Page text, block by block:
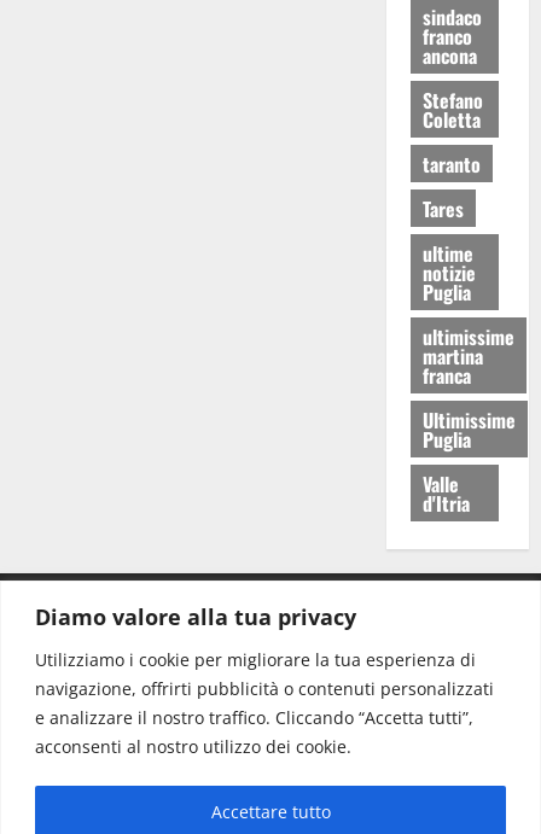
Diamo valore alla tua privacy
Utilizziamo i cookie per migliorare la tua esperienza di
navigazione, offrirti pubblicità o contenuti personalizzati
e analizzare il nostro traffico. Cliccando “Accetta tutti”,
acconsenti al nostro utilizzo dei cookie.
Accettare tutto
sindaco
franco
ancona
Stefano
Coletta
taranto
Tares
ultime
notizie
Puglia
ultimissime
martina
franca
Ultimissime
Puglia
Valle
d'Itria
Redazione: redazione@www.martinasera.it
Direttore:direttore@www.martinasera.it
Info & Commerciale:info@www.martinasera.it